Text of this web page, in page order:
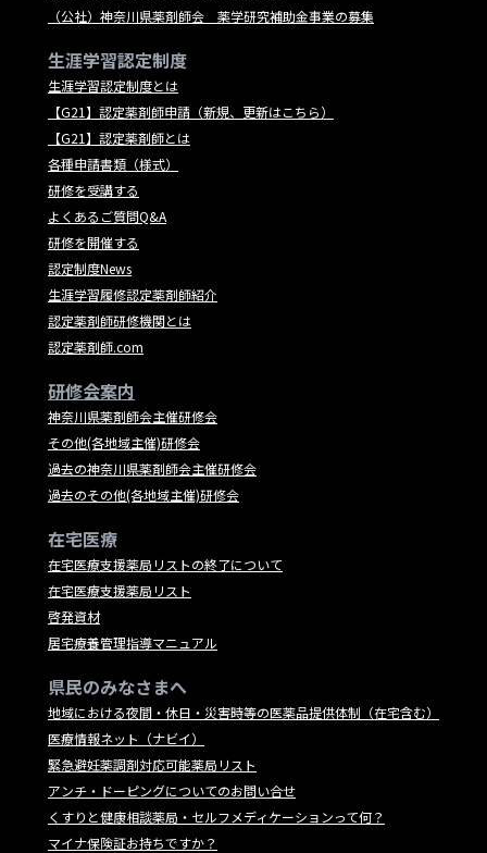
（公社）神奈川県薬剤師会 薬学研究補助金事業の募集
生涯学習認定制度
生涯学習認定制度とは
【G21】認定薬剤師申請（新規、更新はこちら）
【G21】認定薬剤師とは
各種申請書類（様式）
研修を受講する
よくあるご質問Q&A
研修を開催する
認定制度News
生涯学習履修認定薬剤師紹介
認定薬剤師研修機関とは
認定薬剤師.com
研修会案内
神奈川県薬剤師会主催研修会
その他(各地域主催)研修会
過去の神奈川県薬剤師会主催研修会
過去のその他(各地域主催)研修会
在宅医療
在宅医療支援薬局リストの終了について
在宅医療支援薬局リスト
啓発資材
居宅療養管理指導マニュアル
県民のみなさまへ
地域における夜間・休日・災害時等の医薬品提供体制（在宅含む）
医療情報ネット（ナビイ）
緊急避妊薬調剤対応可能薬局リスト
アンチ・ドーピングについてのお問い合せ
くすりと健康相談薬局・セルフメディケーションって何？
マイナ保険証お持ちですか？